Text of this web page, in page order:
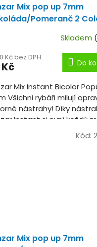
Mix pop up 7mm
Pomeranč 2
Skladem
Kč bez DPH
Do
Mix Instant Bicolor
Všichni rybáři milují
nástrahy! Díky
Instant si nyní každý
několik příchutí,
Mix pop up 7mm
Kód: